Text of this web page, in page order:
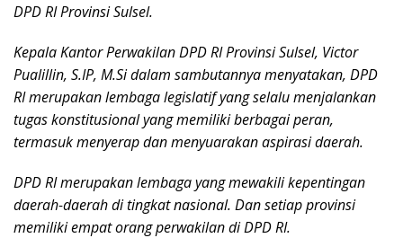
DPD RI Provinsi Sulsel.
Kepala Kantor Perwakilan DPD RI Provinsi Sulsel, Victor
Pualillin, S.IP, M.Si dalam sambutannya menyatakan, DPD
RI merupakan lembaga legislatif yang selalu menjalankan
tugas konstitusional yang memiliki berbagai peran,
termasuk menyerap dan menyuarakan aspirasi daerah.
DPD RI merupakan lembaga yang mewakili kepentingan
daerah-daerah di tingkat nasional. Dan setiap provinsi
memiliki empat orang perwakilan di DPD RI.